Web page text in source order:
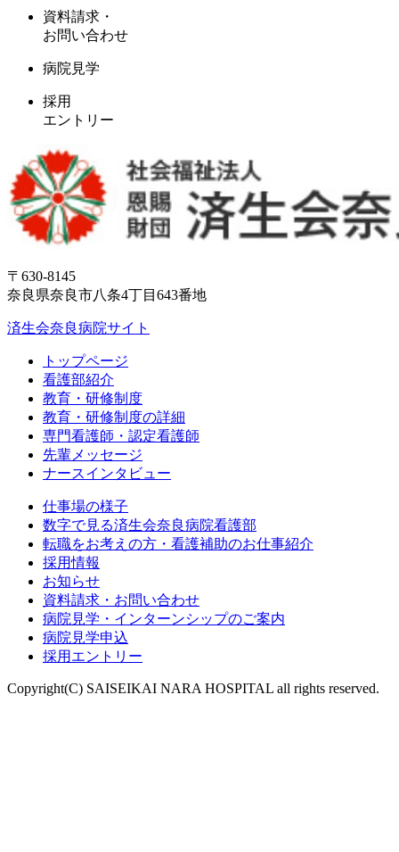
資料請求・
お問い合わせ
病院見学
採用
エントリー
〒630-8145
奈良県奈良市八条4丁目643番地
済生会奈良病院サイト
トップページ
看護部紹介
教育・研修制度
教育・研修制度の詳細
専門看護師・認定看護師
先輩メッセージ
ナースインタビュー
仕事場の様子
数字で見る済生会奈良病院看護部
転職をお考えの方・看護補助のお仕事紹介
採用情報
お知らせ
資料請求・お問い合わせ
病院見学・インターンシップのご案内
病院見学申込
採用エントリー
Copyright(C) SAISEIKAI NARA HOSPITAL all rights reserved.